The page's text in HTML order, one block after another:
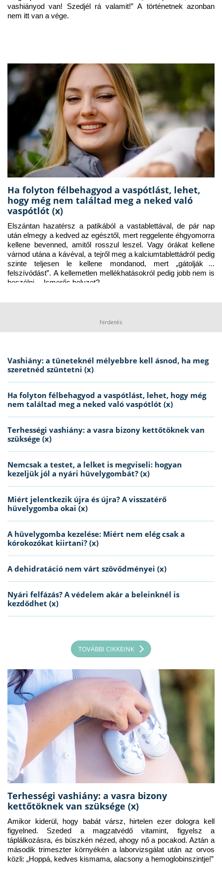
vashiányod van! Szedjél rá valamit!” A történetnek azonban
nem itt van a vége.
Ha folyton félbehagyod a vaspótlást, lehet,
hogy még nem találtad meg a neked való
vaspótlót (x)
Elszántan hazatérsz a patikából a vastablettával, de pár nap
után elmegy a kedved az egésztől, mert reggelente éhgyomorra
kellene bevenned, amitől rosszul leszel. Vagy órákat kellene
várnod utána a kávéval, a tejről meg a kalciumtablettádról pedig
szinte teljesen le kellene mondanod, mert „gátolják a
felszívódást”. A kellemetlen mellékhatásokról pedig jobb nem is
beszélni… Ismerős helyzet?
hirdetés
Vashiány: a tüneteknél mélyebbre kell ásnod, ha meg
szeretnéd szüntetni (x)
Ha folyton félbehagyod a vaspótlást, lehet, hogy még
nem találtad meg a neked való vaspótlót (x)
Terhességi vashiány: a vasra bizony kettőtöknek van
szüksége (x)
Nemcsak a testet, a lelket is megviseli: hogyan
kezeljük jól a nyári hüvelygombát? (x)
Miért jelentkezik újra és újra? A visszatérő
hüvelygomba okai (x)
A hüvelygomba kezelése: Miért nem elég csak a
kórokozókat kiirtani? (x)
A dehidratáció nem várt szövődményei (x)
Nyári felfázás? A védelem akár a beleinknél is
kezdődhet (x)
TOVÁBBI CIKKEINK
Terhességi vashiány: a vasra bizony
kettőtöknek van szüksége (x)
Amikor kiderül, hogy babát vársz, hirtelen ezer dologra kell
figyelned. Szeded a magzatvédő vitamint, figyelsz a
táplálkozásra, és büszkén nézed, ahogy nő a pocakod. Aztán a
második trimeszter környékén a laborvizsgálat után az orvos
közli: „Hoppá, kedves kismama, alacsony a hemoglobinszintje!”